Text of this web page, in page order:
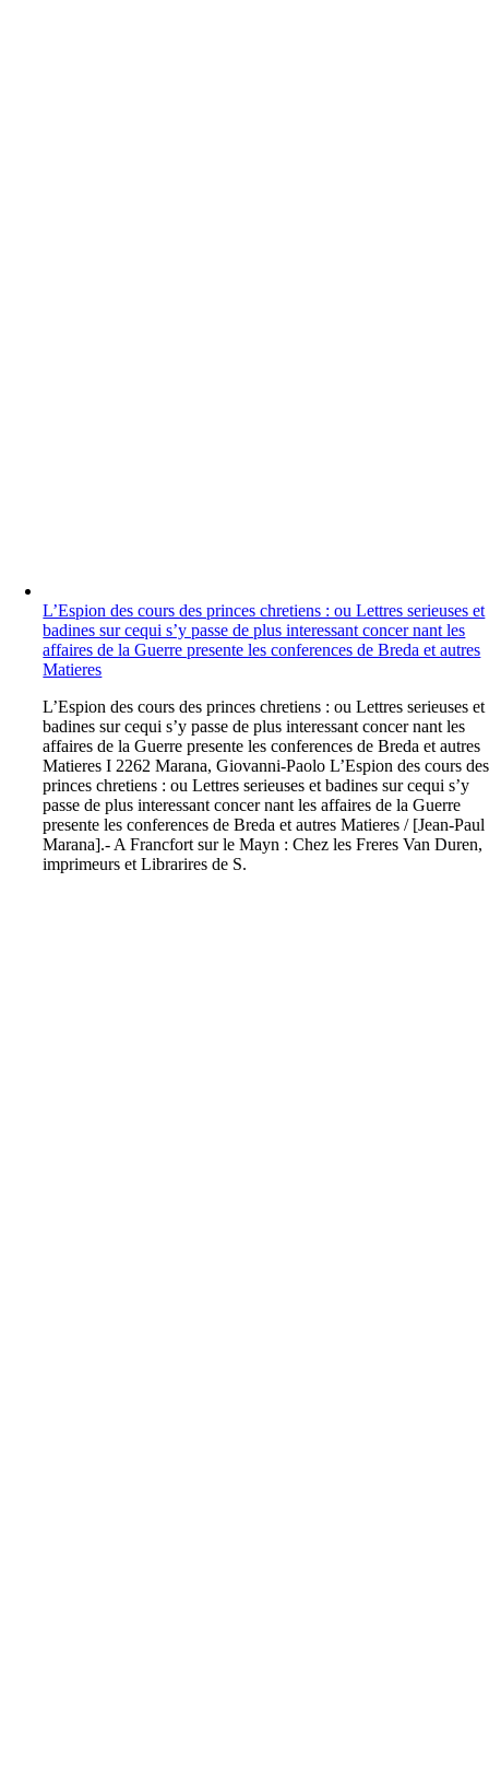
L’Espion des cours des princes chretiens : ou Lettres serieuses et
badines sur cequi s’y passe de plus interessant concer nant les
affaires de la Guerre presente les conferences de Breda et autres
Matieres
L’Espion des cours des princes chretiens : ou Lettres serieuses et
badines sur cequi s’y passe de plus interessant concer nant les
affaires de la Guerre presente les conferences de Breda et autres
Matieres I 2262 Marana, Giovanni-Paolo L’Espion des cours des
princes chretiens : ou Lettres serieuses et badines sur cequi s’y
passe de plus interessant concer nant les affaires de la Guerre
presente les conferences de Breda et autres Matieres / [Jean-Paul
Marana].- A Francfort sur le Mayn : Chez les Freres Van Duren,
imprimeurs et Librarires de S.